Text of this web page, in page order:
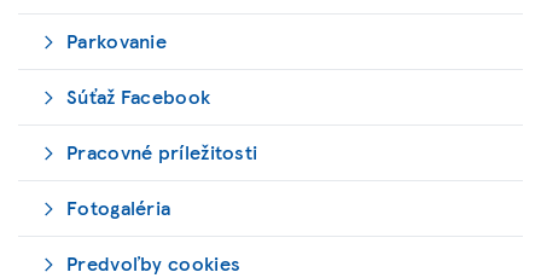
Parkovanie
Súťaž Facebook
Pracovné príležitosti
Fotogaléria
Predvoľby cookies